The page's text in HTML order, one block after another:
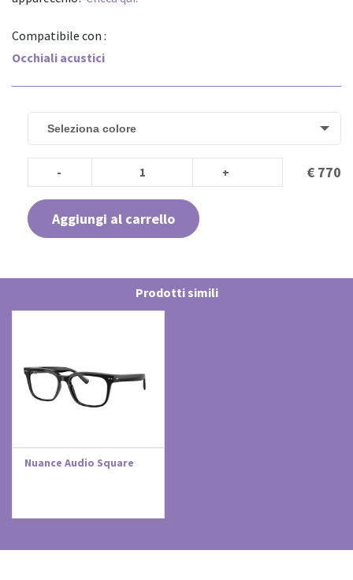
Compatibile con :
Occhiali acustici
Seleziona colore
€ 770
Aggiungi al carrello
Prodotti simili
Nuance Audio Square